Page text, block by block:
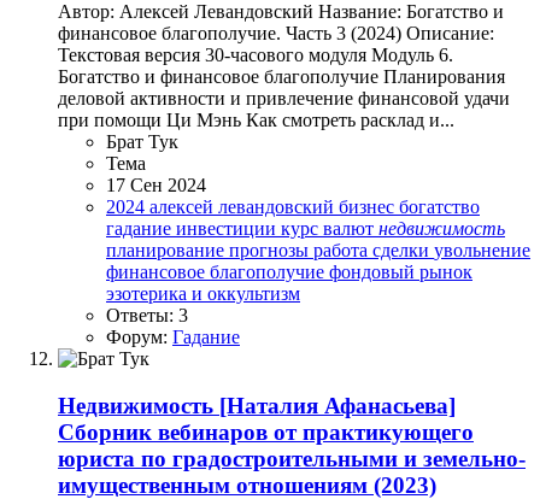
Автор: Алексей Левандовский Название: Богатство и
финансовое благополучие. Часть 3 (2024) Описание:
Текстовая версия 30-часового модуля Модуль 6.
Богатство и финансовое благополучие Планирования
деловой активности и привлечение финансовой удачи
при помощи Ци Мэнь Как смотреть расклад и...
Брат Тук
Тема
17 Сен 2024
2024 алексей левандовский бизнес богатство
гадание инвестиции курс валют недвижимость
планирование прогнозы работа сделки увольнение
финансовое благополучие фондовый рынок
эзотерика и оккультизм
Ответы: 3
Форум: Гадание
Недвижимость [Наталия Афанасьева]
Сборник вебинаров от практикующего
юриста по градостроительными и земельно-
имущественным отношениям (2023)